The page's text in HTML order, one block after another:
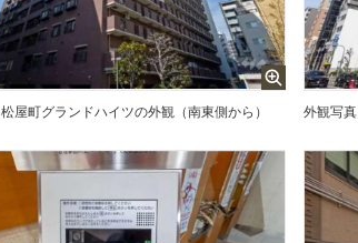
松屋町グランドハイツの外観（南東側から） 外観写真